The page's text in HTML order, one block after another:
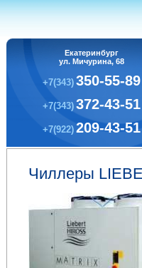
Екатеринбург
ул. Мичурина, 68
+7(343) 350-55-89
+7(343) 372-43-51
+7(922) 209-43-51
Чиллеры